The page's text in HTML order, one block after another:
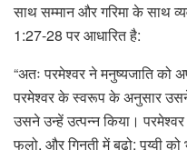
साथ सम्मान और गरिमा के साथ
1:27-28 पर आधारित है:
“अतः परमेश्वर ने मनुष्यजाति को
परमेश्वर के स्वरूप के अनुसार
उसने उन्हें उत्पन्न किया।
फलो, और गिनती में बढ़ो; पृय्वी